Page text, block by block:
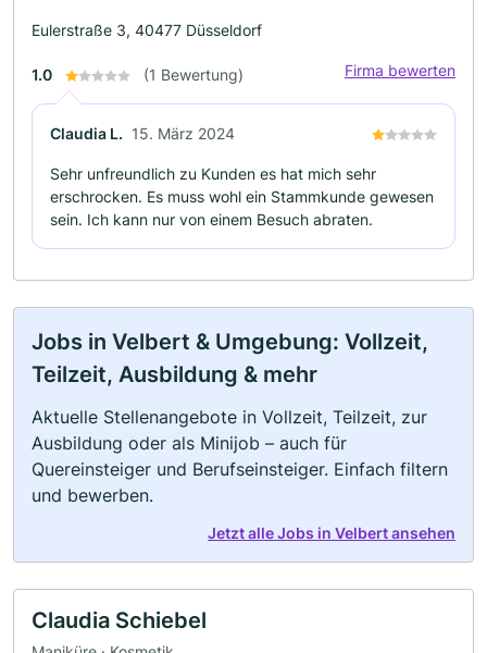
Eulerstraße 3, 40477 Düsseldorf
1.0 (1 Bewertung) Firma bewerten
Claudia L. 15. März 2024
Sehr unfreundlich zu Kunden es hat mich sehr
erschrocken. Es muss wohl ein Stammkunde gewesen
sein. Ich kann nur von einem Besuch abraten.
Jobs in Velbert & Umgebung: Vollzeit,
Teilzeit, Ausbildung & mehr
Aktuelle Stellenangebote in Vollzeit, Teilzeit, zur
Ausbildung oder als Minijob – auch für
Quereinsteiger und Berufseinsteiger. Einfach filtern
und bewerben.
Jetzt alle Jobs in Velbert ansehen
Claudia Schiebel